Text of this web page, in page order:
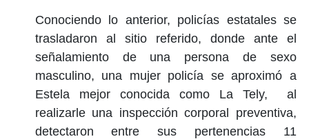
Conociendo lo anterior, policías estatales se
trasladaron al sitio referido, donde ante el
señalamiento de una persona de sexo
masculino, una mujer policía se aproximó a
Estela mejor conocida como La Tely, al
realizarle una inspección corporal preventiva,
detectaron entre sus pertenencias 11